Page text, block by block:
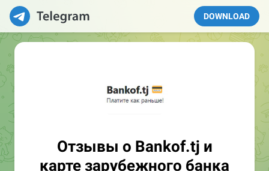
DOWNLOAD
Отзывы о Bankof.tj и
карте зарубежного банка